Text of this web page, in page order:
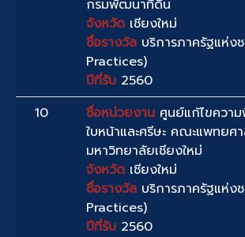
กรมพัฒนาที่ดิน
จังหวัด เชียงใหม่
ชื่อรางวัล บริการภาครัฐแห่ง
Practices)
ปีที่รับ 2560
10
ชื่อหน่วยงาน ศูนย์แก้ไขควา
ใบหน้าและศรีษะ คณะแพทยศ
มหาวิทยาลัยเชียงใหม่
จังหวัด เชียงใหม่
ชื่อรางวัล บริการภาครัฐแห่ง
Practices)
ปีที่รับ 2560